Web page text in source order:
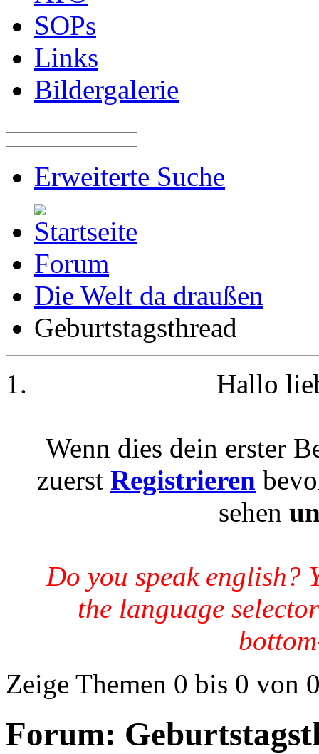
SOPs
Links
Bildergalerie
Erweiterte Suche
Forum
Die Welt da draußen
Geburtstagsthread
Hallo
Wenn dies dein erster
zuerst Registrieren
sehen
Do you speak english?
the language
Zeige Themen 0 bis 0 von
Forum: